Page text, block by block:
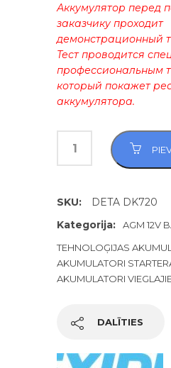
Аккумулятор перед
заказчику проходит
демонстрационный
Тест проводится
профессиональным
который покажет
аккумулятора.
SKU:
DETA DK720
Kategorija:
AGM 12V
TEHNOLOĢIJAS
AKUMULATORI
AKUMULATORI
DALĪTIES